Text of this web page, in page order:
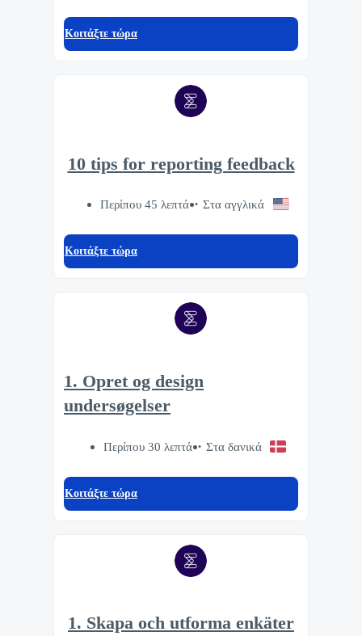
Κοιτάξτε τώρα
10 tips for reporting feedback
Περίπου 45 λεπτά Στα αγγλικά
Κοιτάξτε τώρα
1. Opret og design
undersøgelser
Περίπου 30 λεπτά Στα δανικά
Κοιτάξτε τώρα
1. Skapa och utforma enkäter